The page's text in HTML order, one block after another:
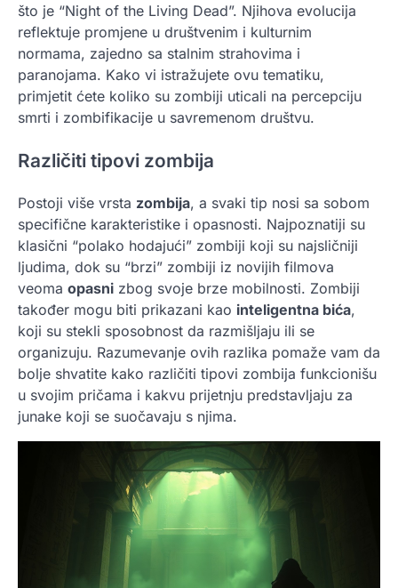
što je “Night of the Living Dead”. Njihova evolucija
reflektuje promjene u društvenim i kulturnim
normama, zajedno sa stalnim strahovima i
paranojama. Kako vi istražujete ovu tematiku,
primjetit ćete koliko su zombiji uticali na percepciju
smrti i zombifikacije u savremenom društvu.
Različiti tipovi zombija
Postoji više vrsta zombija, a svaki tip nosi sa sobom
specifične karakteristike i opasnosti. Najpoznatiji su
klasični “polako hodajući” zombiji koji su najsličniji
ljudima, dok su “brzi” zombiji iz novijih filmova
veoma opasni zbog svoje brze mobilnosti. Zombiji
također mogu biti prikazani kao inteligentna bića,
koji su stekli sposobnost da razmišljaju ili se
organizuju. Razumevanje ovih razlika pomaže vam da
bolje shvatite kako različiti tipovi zombija funkcionišu
u svojim pričama i kakvu prijetnju predstavljaju za
junake koji se suočavaju s njima.